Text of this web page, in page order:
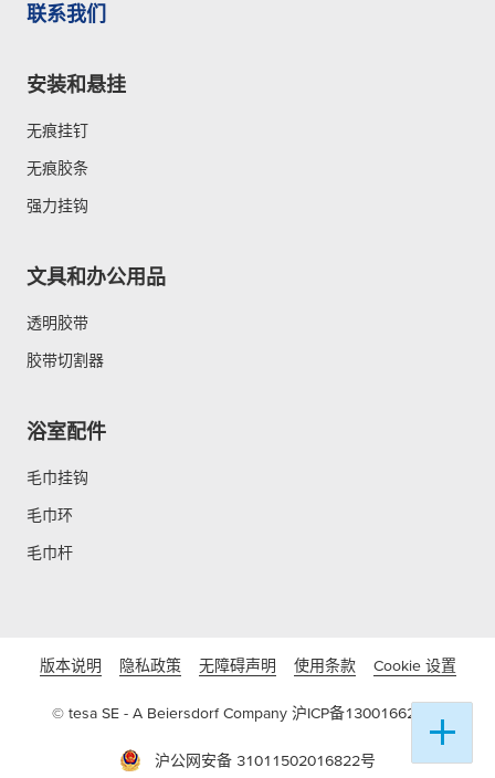
联系我们
安装和悬挂
无痕挂钉
无痕胶条
强力挂钩
文具和办公用品
透明胶带
胶带切割器
浴室配件
毛巾挂钩
毛巾环
毛巾杆
版本说明 隐私政策 无障碍声明 使用条款 Cookie 设置
© tesa SE - A Beiersdorf Company 沪ICP备13001662号-3
沪公网安备 31011502016822号